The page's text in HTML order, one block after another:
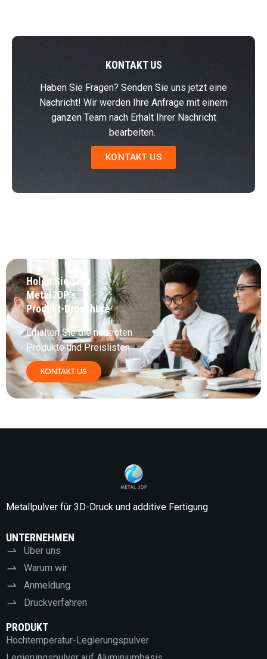
KONTAKT US
Haben Sie Fragen? Senden Sie uns jetzt eine
Nachricht! Wir werden Ihre Anfrage mit einem
ganzen Team nach Erhalt Ihrer Nachricht
bearbeiten.
KONTAKT US
Holen Sie Sich
Metal3DP's
Produkt-Broschüre
Erhalten Sie die neuesten
Produkte und Preislisten
KONTAKT US
Metallpulver für 3D-Druck und additive Fertigung
UNTERNEHMEN
Über uns
Warum wir
Anmeldung
Druckverfahren
PRODUKT
Hochtemperatur-Legierungspulver